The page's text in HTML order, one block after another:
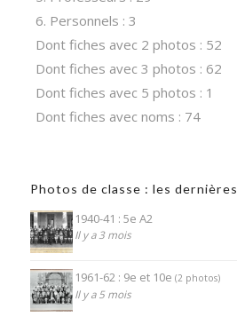
6. Personnels : 3
Dont fiches avec 2 photos : 52
Dont fiches avec 3 photos : 62
Dont fiches avec 5 photos : 1
Dont fiches avec noms : 74
Photos de classe : les dernières
1940-41 : 5e A2
Il y a 3 mois
1961-62 : 9e et 10e (2 photos)
Il y a 5 mois